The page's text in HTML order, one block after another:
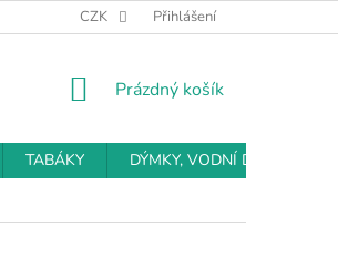
PODMÍNKY OCHRANY OSOBNÍCH ÚDAJŮ
CZK Přihlášení
NÁKUPNÍ
Prázdný košík
TABÁKY
DÝMKY, VODNÍ DÝMKY